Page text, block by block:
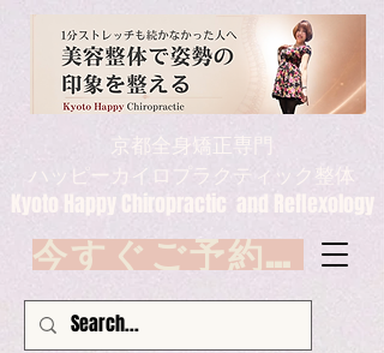
京都全身矯正専門
ハッピーカイロプラクティック整体
Kyoto Happy Chiropractic and Reflexology
今すぐご予約 Book now